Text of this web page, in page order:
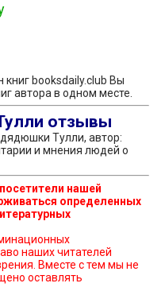
booksdaily.club Вы
автора в одном месте.
отзывы
Тулли, автор:
и мнения людей о
нашей
определенных
Вместе с тем мы не
оставлять